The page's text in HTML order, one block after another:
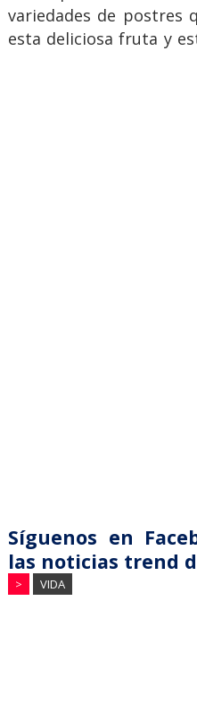
variedades de postres
esta deliciosa fruta y
Síguenos en
las noticias trend
> VIDA